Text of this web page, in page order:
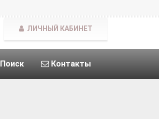
Поиск Контакты
ЛИЧНЫЙ КАБИНЕТ